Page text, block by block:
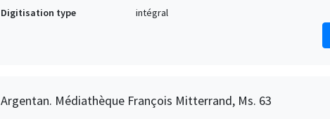
Digitisation type
intégral
Argentan. Médiathèque François Mitterrand, Ms. 63